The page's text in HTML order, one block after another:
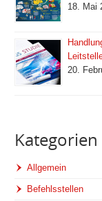
18. Mai
20.
Kategorien
Allgemein
Befehlsstellen